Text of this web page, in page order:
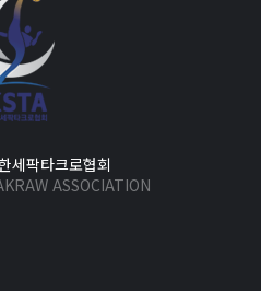
세팍타크로협회
ASSOCIATION